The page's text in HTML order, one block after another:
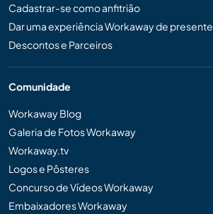
Cadastrar-se como anfitrião
Dar uma experiência Workaway de presente
Descontos e Parceiros
Comunidade
Workaway Blog
Galeria de Fotos Workaway
Workaway.tv
Logos e Pôsteres
Concurso de Vídeos Workaway
Embaixadores Workaway